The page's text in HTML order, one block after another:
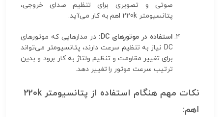
صوتی و تصویری برای تنظیم صدای خروجی،
پتانسیومتر 220k اهم به کار می‌آید.
استفاده در موتورهای DC:
در مدارهایی که موتورهای
DC نیاز به تنظیم سرعت دارند، پتانسیومتر می‌تواند
برای تغییر مقاومت و تنظیم ولتاژ به کار برود و بدین
ترتیب سرعت موتور را تغییر دهد.
نکات مهم هنگام استفاده از پتانسیومتر 220k
اهم: